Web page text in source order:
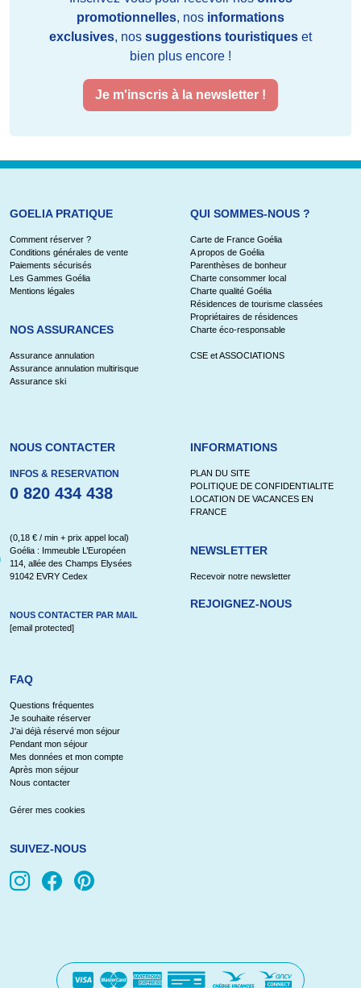
promotionnelles, nos informations
exclusives, nos suggestions touristiques et
bien plus encore !
Je m'inscris à la newsletter !
GOELIA PRATIQUE
Comment réserver ?
Conditions générales de vente
Paiements sécurisés
Les Gammes Goélia
Mentions légales
NOS ASSURANCES
Assurance annulation
Assurance annulation multirisque
Assurance ski
QUI SOMMES-NOUS ?
Carte de France Goélia
A propos de Goélia
Parenthèses de bonheur
Charte consommer local
Charte qualité Goélia
Résidences de tourisme classées
Propriétaires de résidences
Charte éco-responsable
CSE et ASSOCIATIONS
NOUS CONTACTER
INFOS & RESERVATION
0 820 434 438
(0,18 € / min + prix appel local)
Goélia : Immeuble L’Européen
114, allée des Champs Elysées
91042 EVRY Cedex
NOUS CONTACTER PAR MAIL
[email protected]
INFORMATIONS
PLAN DU SITE
POLITIQUE DE CONFIDENTIALITE
LOCATION DE VACANCES EN
FRANCE
NEWSLETTER
Recevoir notre newsletter
REJOIGNEZ-NOUS
FAQ
Questions fréquentes
Je souhaite réserver
J'ai déjà réservé mon séjour
Pendant mon séjour
Mes données et mon compte
Après mon séjour
Nous contacter
Gérer mes cookies
SUIVEZ-NOUS